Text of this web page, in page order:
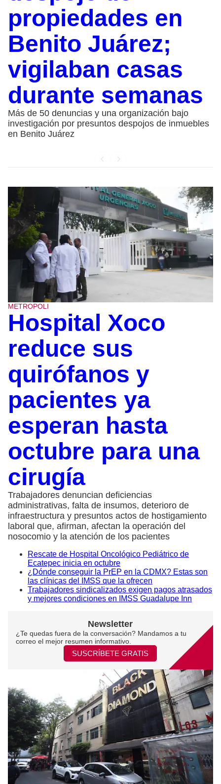
propiedades en
Benito Juárez;
vigilaban casas
durante semanas
Más de 50 denuncias y una organización bajo
investigación por presuntos despojos de inmuebles
en Benito Juárez
METROPOLI
Hospital Xoco
reduce sus
quirófanos y
pacientes ya
esperan hasta
octubre para una
cirugía
Trabajadores denuncian deficiencias
administrativas, falta de insumos, deterioro de
infraestructura y presuntos actos de hostigamiento
laboral que, afirman, afectan la operación del
nosocomio y la atención de los pacientes
Rescate de Hospital Oncológico Pediátrico de
Ecatepec inicia en octubre
¿Dónde conseguir la PrEP en la CDMX? Estas son
las clínicas del IMSS que la ofrecen
Trabajadores sindicalizados exigen pagos atrasados
y mejores condiciones en IMSS Guadalupe Inn
Newsletter
¿Te quedas fuera de la conversación? Mandamos a tu
correo el mejor resumen informativo.
SUSCRÍBETE GRATIS